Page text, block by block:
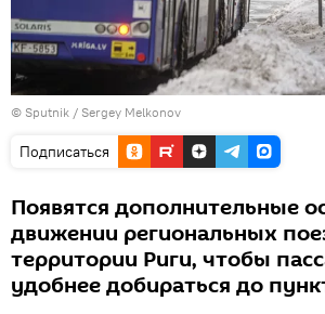
© Sputnik / Sergey Melkonov
Подписаться
Появятся дополнительные
движении региональных
территории Риги, чтобы
удобнее добираться до